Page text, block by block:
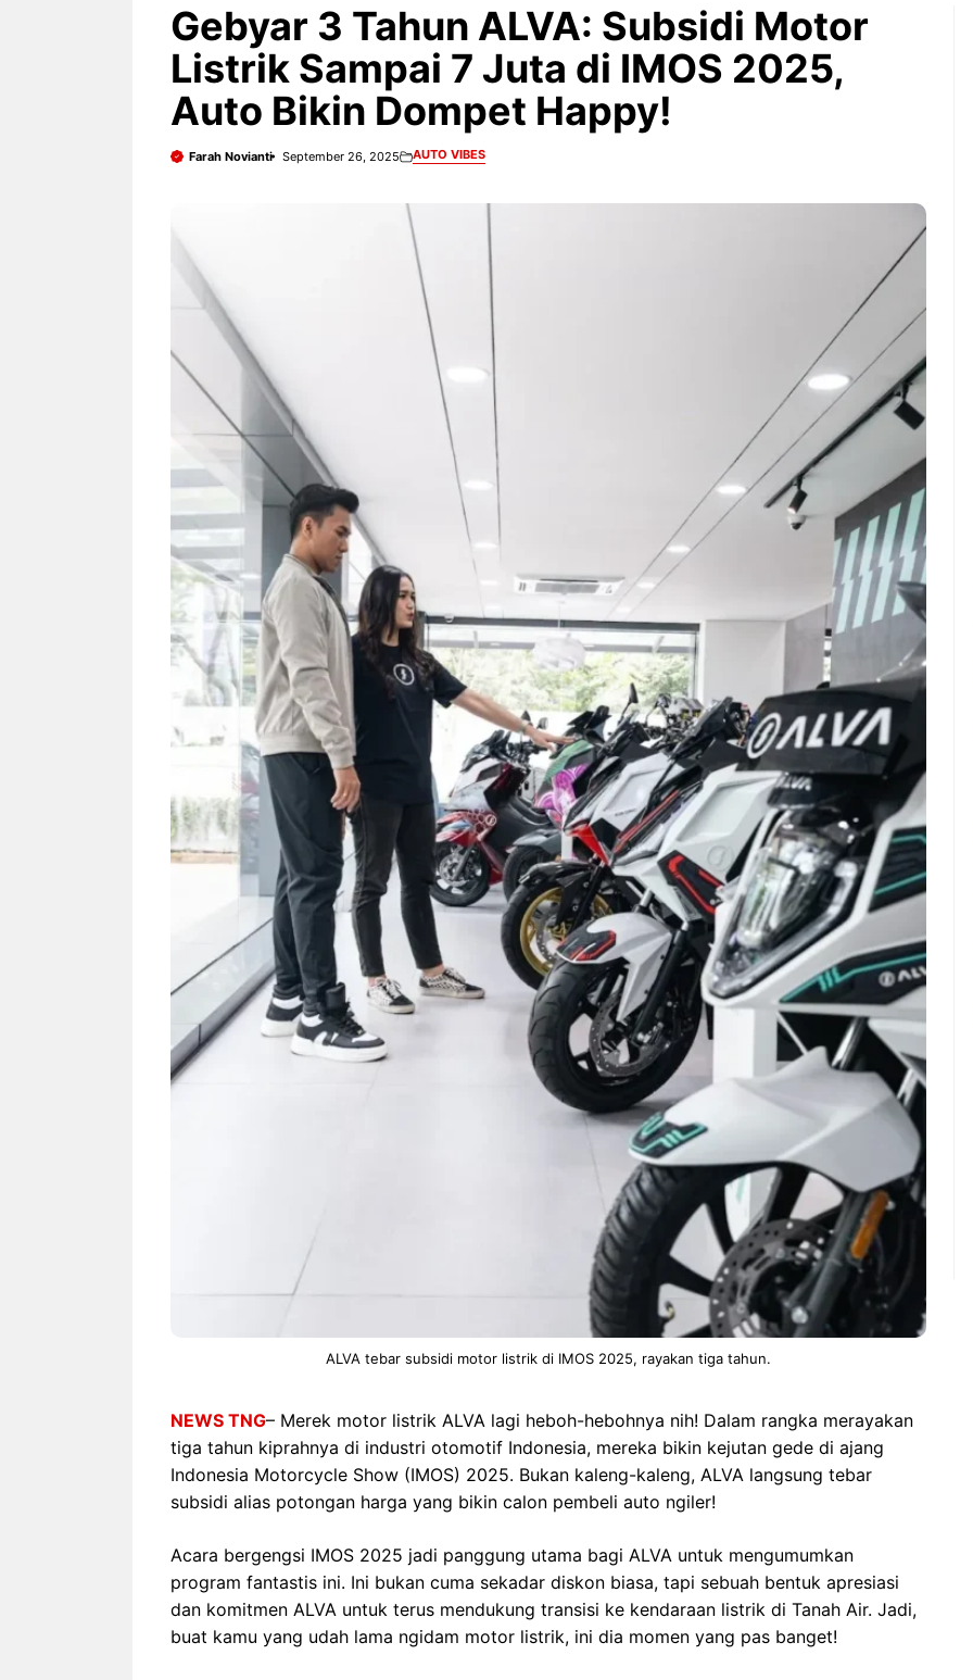
Gebyar 3 Tahun ALVA: Subsidi Motor
Listrik Sampai 7 Juta di IMOS 2025,
Auto Bikin Dompet Happy!
Farah Novianti September 26, 2025 AUTO VIBES
ALVA tebar subsidi motor listrik di IMOS 2025, rayakan tiga tahun.
NEWS TNG– Merek motor listrik ALVA lagi heboh-hebohnya nih! Dalam rangka merayakan
tiga tahun kiprahnya di industri otomotif Indonesia, mereka bikin kejutan gede di ajang
Indonesia Motorcycle Show (IMOS) 2025. Bukan kaleng-kaleng, ALVA langsung tebar
subsidi alias potongan harga yang bikin calon pembeli auto ngiler!
Acara bergengsi IMOS 2025 jadi panggung utama bagi ALVA untuk mengumumkan
program fantastis ini. Ini bukan cuma sekadar diskon biasa, tapi sebuah bentuk apresiasi
dan komitmen ALVA untuk terus mendukung transisi ke kendaraan listrik di Tanah Air. Jadi,
buat kamu yang udah lama ngidam motor listrik, ini dia momen yang pas banget!
NEWS TNG– Siapa yang tidak
kenal dengan kelezatan masakan
Jepang? Kuliner dari negeri
sakura ini memang sudah
mendunia dan punya ...
7 Menu
Restora
Jepang
NEWS TNG– Siapa sangka,
nama besar di dunia hiburan,
Nunung Srimulat dan Vicky
Prasetyo, kini merambah dunia
kuliner dengan ...
Nunung Srimulat & Vicky
Prasetyo Buka Restoran
Ayam Panggang! Cuma
15 Ribu, Resep Rahasia
Mami Bikin Nagih!